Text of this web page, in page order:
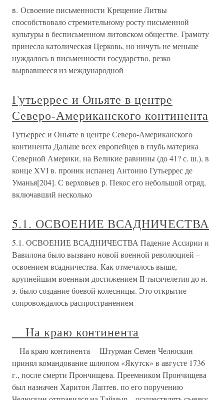
в. Освоение письменности Крещение Литвы
способствовало стремительному росту письменной
культуры в бесписьменном литовском обществе. Грамоту
принесла католическая Церковь, но ничуть не меньше
нуждалось в письменности государство, резко
вырвавшееся из международной
Гутьеррес и Оньяте в центре
Северо-Американского континента
Гутьеррес и Оньяте в центре Северо-Американского
континента Дальше всех европейцев в глубь материка
Северной Америки, на Великие равнины (до 41? с. ш.), в
конце XVI в. проник испанец Антонио Гутьеррес де
Уманья[204]. С верховьев р. Пекос его небольшой отряд,
включавший несколько
5.1. ОСВОЕНИЕ ВСАДНИЧЕСТВА
5.1. ОСВОЕНИЕ ВСАДНИЧЕСТВА Падение Ассирии и
Вавилона было вызвано новой военной революцией –
освоением всадничества. Как отмечалось выше,
крупнейшим военным достижением II тысячелетия до н.
э. было создание боевой колесницы. Это открытие
сопровождалось распространением
На краю континента
На краю континента Штурман Семен Челюскин
принял командование шлюпом «Якутск» в августе 1736
г., после смерти Прончищева. Преемником Прончищева
был назначен Харитон Лаптев. по его поручению